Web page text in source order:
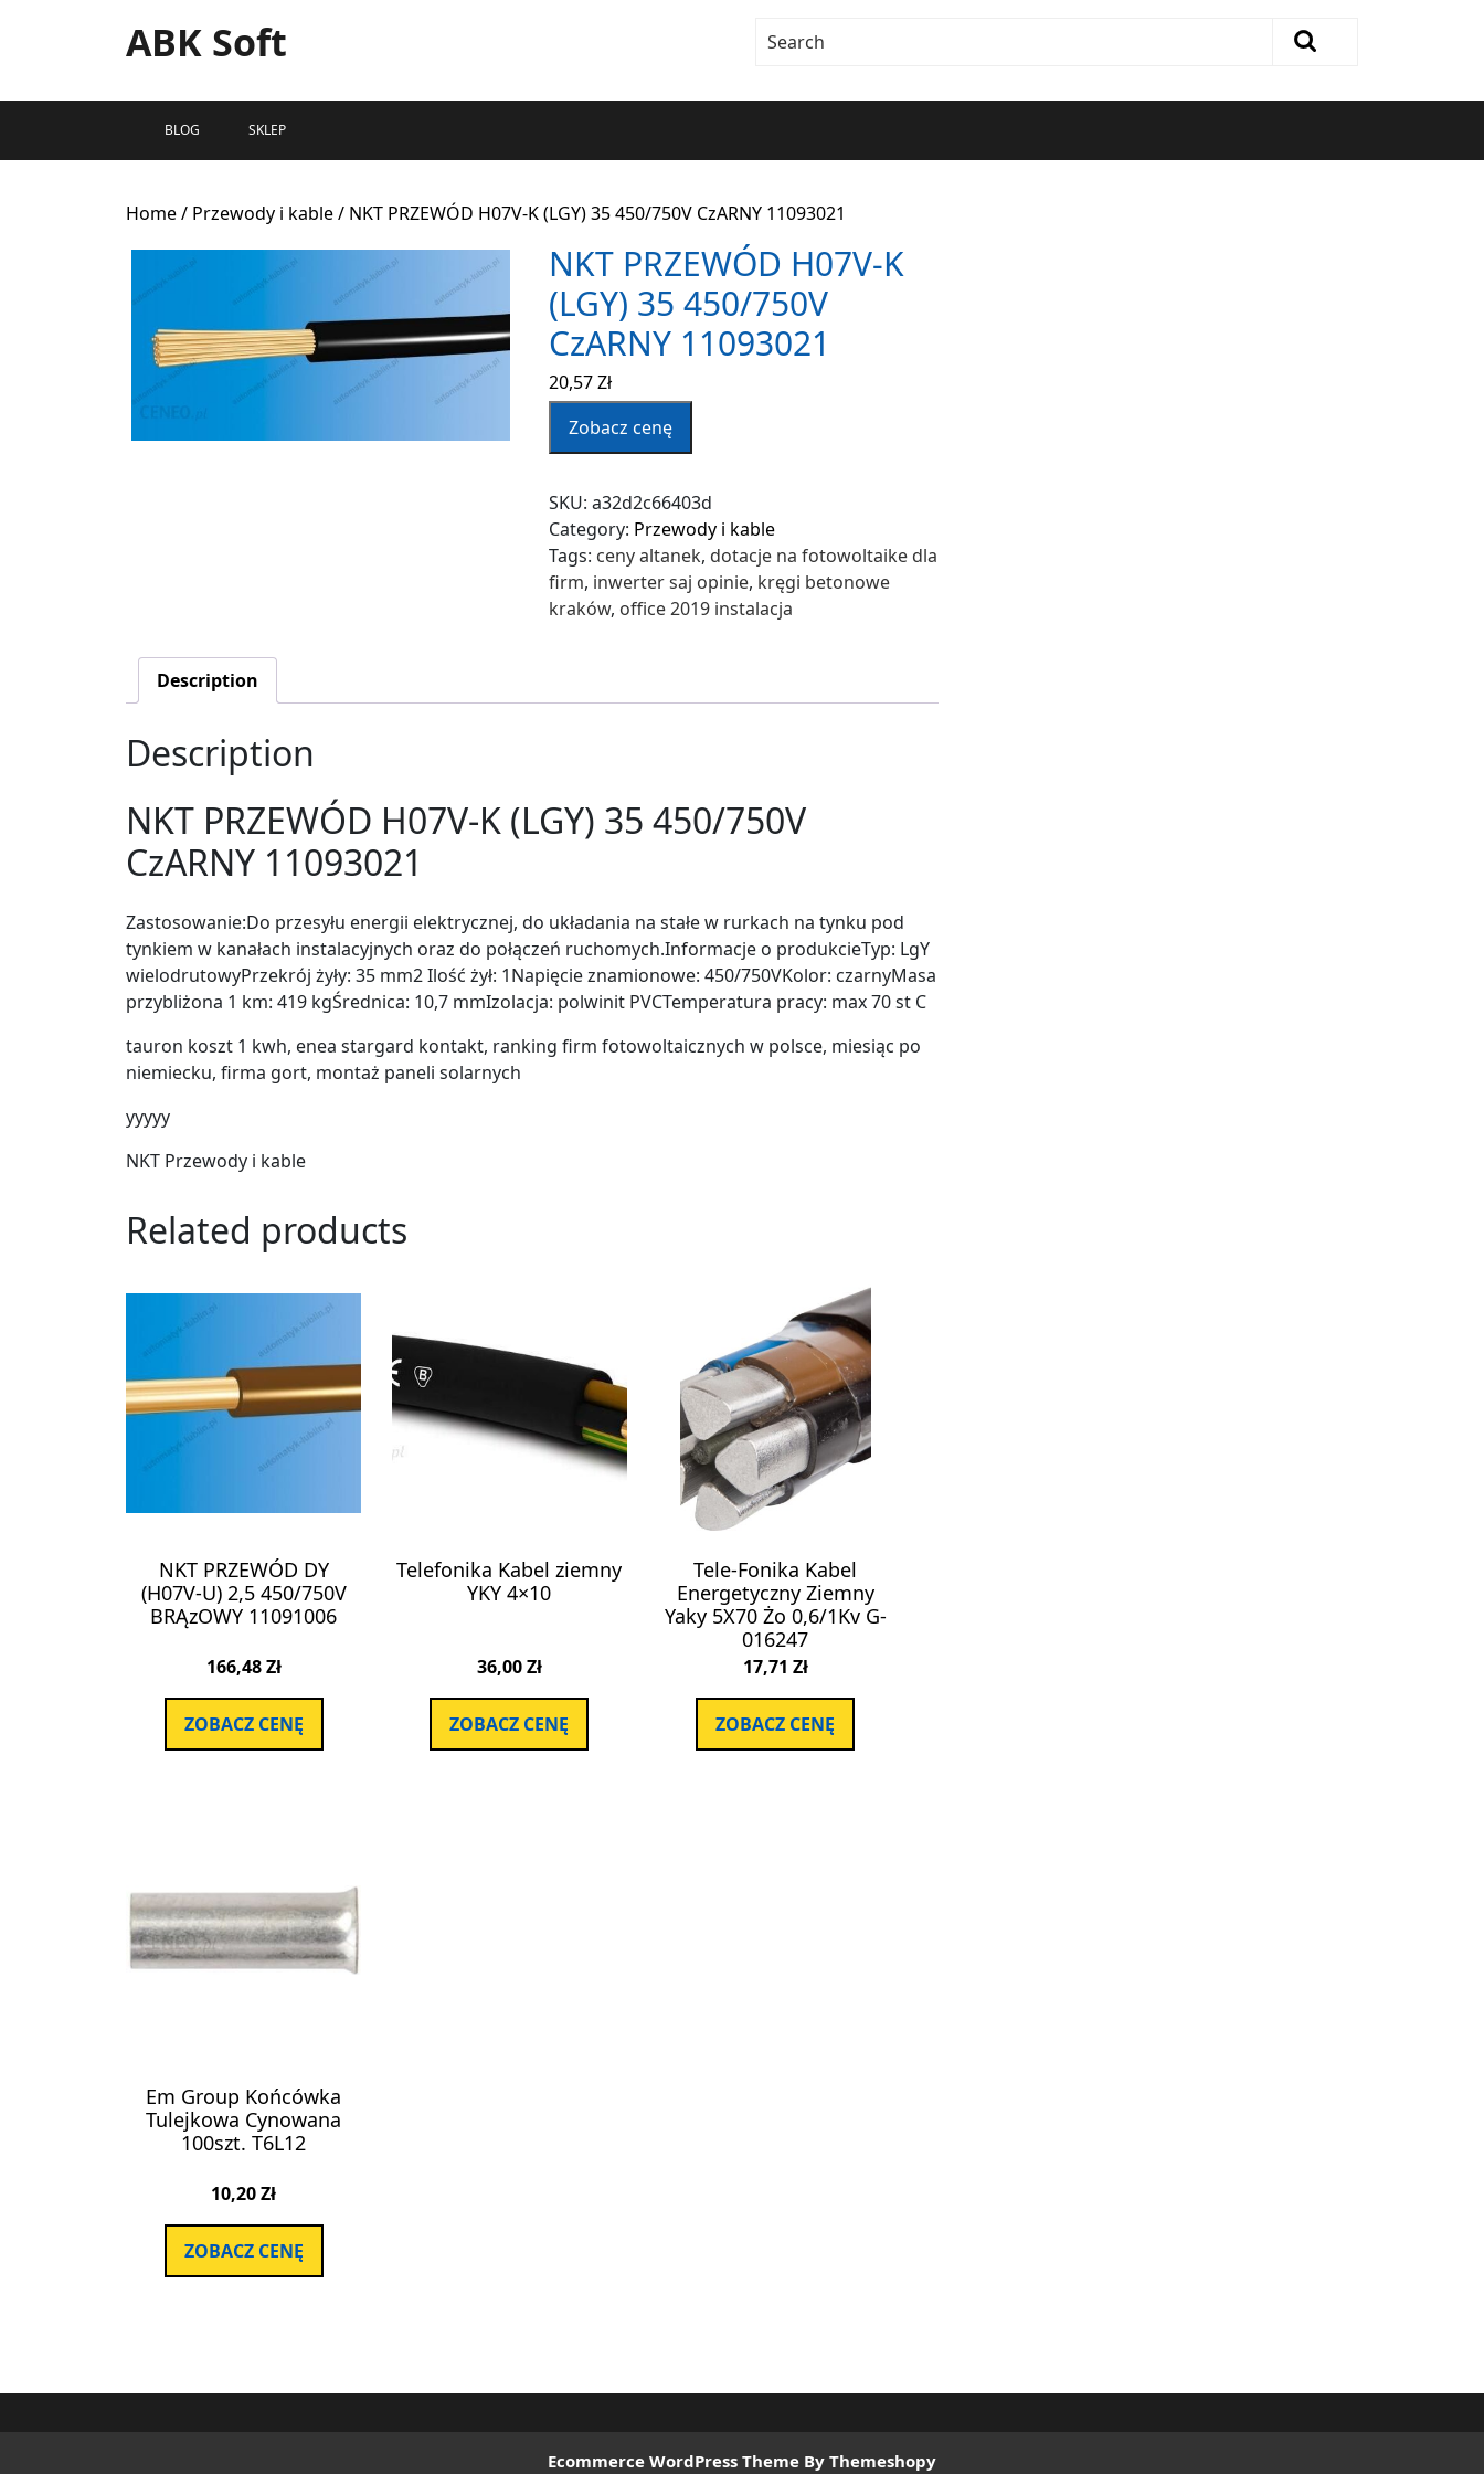
ABK Soft
BLOG SKLEP
Home/ Przewody i kable/ NKT PRZEWÓD H07V-K (LGY) 35 450/750V CzARNY 11093021
NKT PRZEWÓD H07V-K
(LGY) 35 450/750V
CzARNY 11093021
20,57Zł
Zobacz cenę
SKU: a32d2c66403d
Category: Przewody i kable
Tags: ceny altanek, dotacje na fotowoltaike dla
firm, inwerter saj opinie, kręgi betonowe
kraków, office 2019 instalacja
Description
Description
NKT PRZEWÓD H07V-K (LGY) 35 450/750V
CzARNY 11093021
Zastosowanie:Do przesyłu energii elektrycznej, do układania na stałe w rurkach na tynku pod
tynkiem w kanałach instalacyjnych oraz do połączeń ruchomych.Informacje o produkcieTyp: LgY
wielodrutowyPrzekrój żyły: 35 mm2 Ilość żył: 1Napięcie znamionowe: 450/750VKolor: czarnyMasa
przybliżona 1 km: 419 kgŚrednica: 10,7 mmIzolacja: polwinit PVCTemperatura pracy: max 70 st C
tauron koszt 1 kwh, enea stargard kontakt, ranking firm fotowoltaicznych w polsce, miesiąc po
niemiecku, firma gort, montaż paneli solarnych
yyyyy
NKT Przewody i kable
Related products
NKT PRZEWÓD DY
(H07V-U) 2,5 450/750V
BRĄzOWY 11091006
166,48Zł
ZOBACZ CENĘ
Telefonika Kabel ziemny
YKY 4×10
36,00Zł
ZOBACZ CENĘ
Tele-Fonika Kabel
Energetyczny Ziemny
Yaky 5X70 Żo 0,6/1Kv G-
016247
17,71 Zł
ZOBACZ CENĘ
Em Group Końcówka
Tulejkowa Cynowana
100szt. T6L12
10,20Zł
ZOBACZ CENĘ
Ecommerce WordPress Theme By Themeshopy